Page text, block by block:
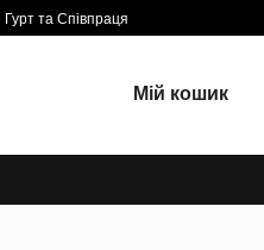
Гурт та Співпраця
Мій кошик